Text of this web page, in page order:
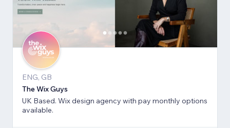
ENG, GB
The Wix Guys
UK Based. Wix design agency with pay monthly options
available.